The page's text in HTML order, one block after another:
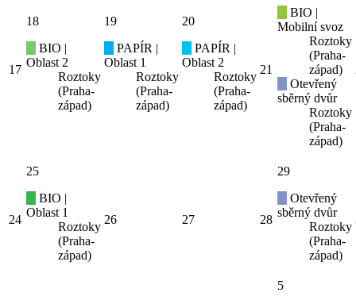
17
18
BIO |
Oblast 2
Roztoky
(Praha-
západ)
19
PAPÍR |
Oblast 1
Roztoky
(Praha-
západ)
20
PAPÍR |
Oblast 2
Roztoky
(Praha-
západ)
21
BIO |
Mobilní svoz
Roztoky
(Praha-
západ)
Otevřený
sběrný dvůr
Roztoky
(Praha-
západ)
24
25
BIO |
Oblast 1
Roztoky
(Praha-
západ)
26 27 28
29
Otevřený
sběrný dvůr
Roztoky
(Praha-
západ)
5